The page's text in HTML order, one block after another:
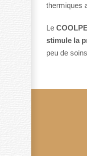
thermiques
Le
stimule la
peu de